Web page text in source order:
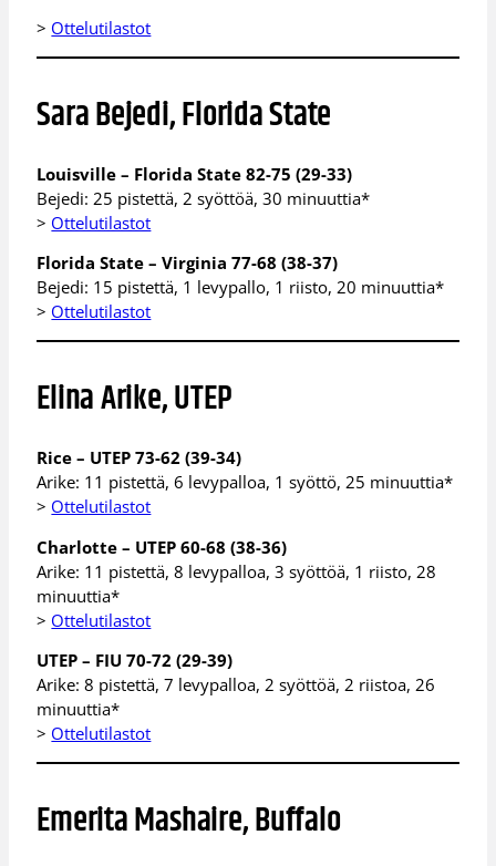
> Ottelutilastot
Sara Bejedi, Florida State
Louisville – Florida State 82-75 (29-33)
Bejedi: 25 pistettä, 2 syöttöä, 30 minuuttia*
> Ottelutilastot
Florida State – Virginia 77-68 (38-37)
Bejedi: 15 pistettä, 1 levypallo, 1 riisto, 20 minuuttia*
> Ottelutilastot
Elina Arike, UTEP
Rice – UTEP 73-62 (39-34)
Arike: 11 pistettä, 6 levypalloa, 1 syöttö, 25 minuuttia*
> Ottelutilastot
Charlotte – UTEP 60-68 (38-36)
Arike: 11 pistettä, 8 levypalloa, 3 syöttöä, 1 riisto, 28
minuuttia*
> Ottelutilastot
UTEP – FIU 70-72 (29-39)
Arike: 8 pistettä, 7 levypalloa, 2 syöttöä, 2 riistoa, 26
minuuttia*
> Ottelutilastot
Emerita Mashaire, Buffalo